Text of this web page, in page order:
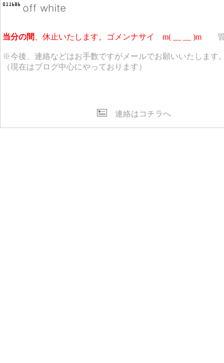
当分の間 、休止いたします。ゴメンナサイ m( __ __ )m 管
※今後、連絡などはお手数ですがメールでお願いいたします
（現在はブログ中心にやっております）
連絡はコチラへ